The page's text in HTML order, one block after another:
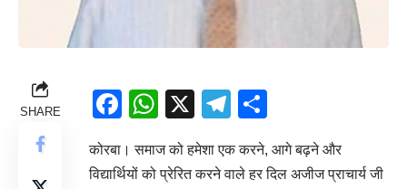
SHARE Facebook
WhatsApp
X Telegram
कोरबा। समाज को हमेशा एक करने, आगे बढ़ने और
विद्यार्थियों को प्रेरित करने वाले हर दिल अजीज प्राचार्य जी